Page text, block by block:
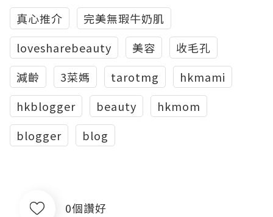
真心推介
完美無瑕牛奶肌
lovesharebeauty
美容
收毛孔
減齡
3菜媽 tarotmg
hkmami
hkblogger
beauty
hkmom
blogger
blog
0個讚好